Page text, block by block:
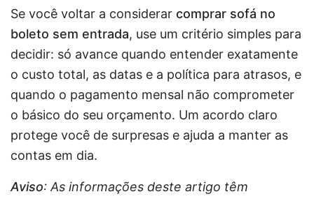
Se você voltar a considerar comprar sofá no
boleto sem entrada, use um critério simples para
decidir: só avance quando entender exatamente
o custo total, as datas e a política para atrasos, e
quando o pagamento mensal não comprometer
o básico do seu orçamento. Um acordo claro
protege você de surpresas e ajuda a manter as
contas em dia.
Aviso: As informações deste artigo têm